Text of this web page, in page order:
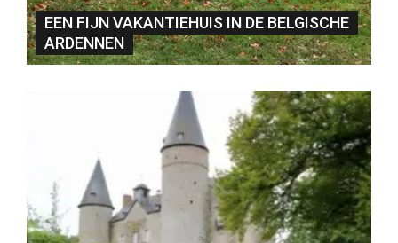
EEN FIJN VAKANTIEHUIS IN DE BELGISCHE
ARDENNEN